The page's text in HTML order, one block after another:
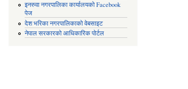
इनरुवा नगरपालिका कार्यालयको Facebook
पेज
देश भरिका नगरपालिकाको वेबसाइट
नेपाल सरकारको आधिकारिक पोर्टल